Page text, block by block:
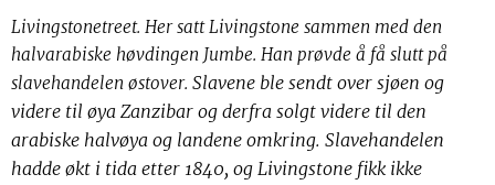
Livingstonetreet. Her satt Livingstone sammen med den
halvarabiske høvdingen Jumbe. Han prøvde å få slutt på
slavehandelen østover. Slavene ble sendt over sjøen og
videre til øya Zanzibar og derfra solgt videre til den
arabiske halvøya og landene omkring. Slavehandelen
hadde økt i tida etter 1840, og Livingstone fikk ikke